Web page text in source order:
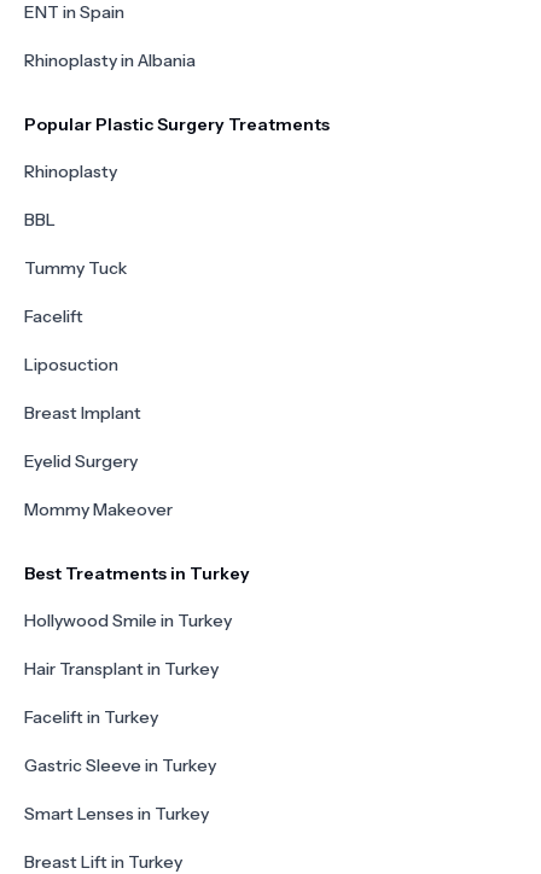
ENT in Spain
Rhinoplasty in Albania
Popular Plastic Surgery Treatments
Rhinoplasty
BBL
Tummy Tuck
Facelift
Liposuction
Breast Implant
Eyelid Surgery
Mommy Makeover
Best Treatments in Turkey
Hollywood Smile in Turkey
Hair Transplant in Turkey
Facelift in Turkey
Gastric Sleeve in Turkey
Smart Lenses in Turkey
Breast Lift in Turkey